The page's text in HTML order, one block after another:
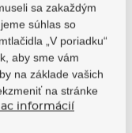
Chránič
hokejových
nožov
Powerslide s
pružinou
Chránič nožov
Powerslide s...
sa zakaždým
súhlas so
„V poriadku“
aby sme vám
na základe vašich
na stránke
informácií